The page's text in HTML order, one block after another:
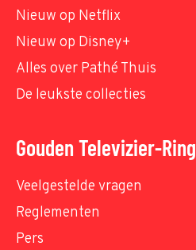
Nieuw op Netflix
Nieuw op Disney+
Alles over Pathé Thuis
De leukste collecties
Gouden Televizier-Ring
Veelgestelde vragen
Reglementen
Pers